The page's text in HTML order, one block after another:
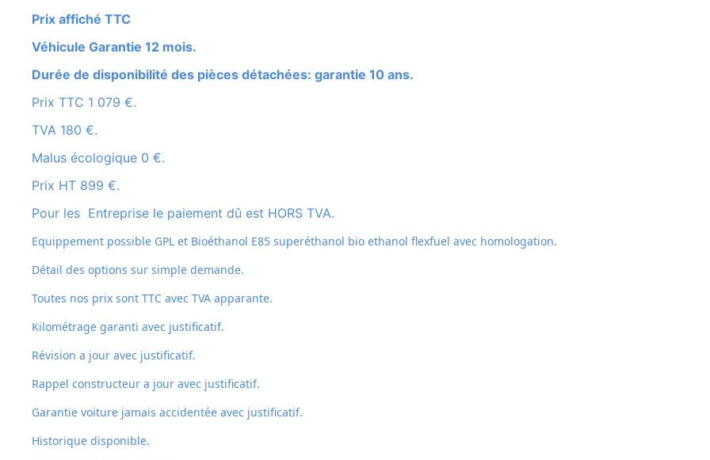
Prix affiché TTC
Véhicule Garantie 12 mois.
Durée de disponibilité des pièces détachées: garantie 10 ans.
Prix TTC 1 079 €.
TVA 180 €.
Malus écologique 0 €.
Prix HT 899 €.
Pour les Entreprise le paiement dû est HORS TVA.
Equippement possible GPL et Bioéthanol E85 superéthanol bio ethanol flexfuel avec homologation.
Détail des options sur simple demande.
Toutes nos prix sont TTC avec TVA apparante.
Kilométrage garanti avec justificatif.
Révision a jour avec justificatif.
Rappel constructeur a jour avec justificatif.
Garantie voiture jamais accidentée avec justificatif.
Historique disponible.